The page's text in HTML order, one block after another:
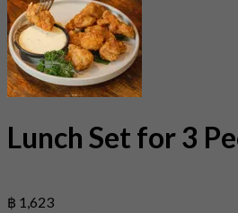
Lunch Set for 3
฿ 1,623